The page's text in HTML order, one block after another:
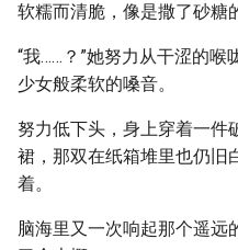
软糯而清脆，像是撒了砂糖
“我……？”她努力从干涩的喉
少女般柔软的嗓音。
努力低下头，身上穿着一件
裙，那双在纸箱堆里也仍旧
着。
脑海里又一次响起那个遥远